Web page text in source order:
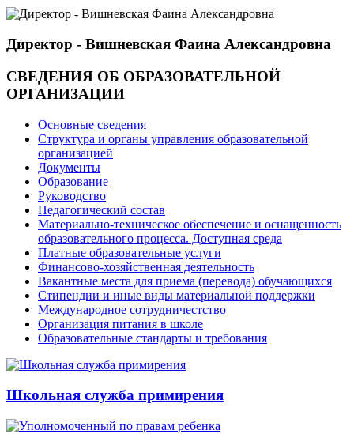
Директор - Вишневская Фаина Александровна
СВЕДЕНИЯ ОБ ОБРАЗОВАТЕЛЬНОЙ
ОРГАНИЗАЦИИ
Основные сведения
Структура и органы управления образовательной
организацией
Документы
Образование
Руководство
Педагогический состав
Материально-техническое обеспечение и оснащенность
образовательного процесса. Доступная среда
Платные образовательные услуги
Финансово-хозяйственная деятельность
Вакантные места для приема (перевода) обучающихся
Стипендии и иные виды материальной поддержки
Международное сотрудничестство
Организация питания в школе
Образовательные стандарты и требования
Школьная служба примирения